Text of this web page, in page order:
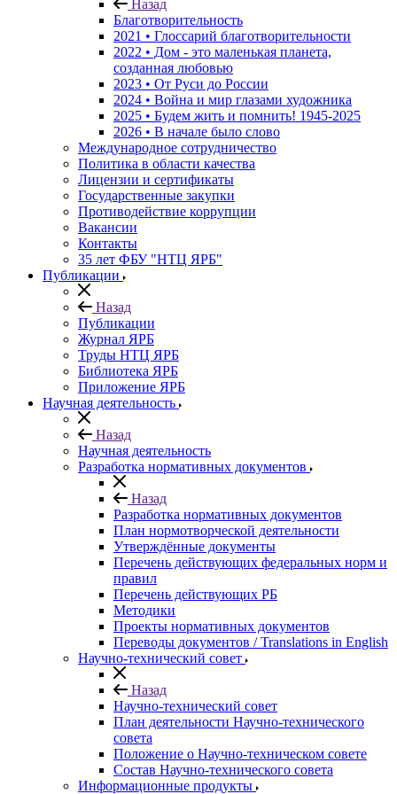
Назад
Благотворительность
2021 • Глоссарий благотворительности
2022 • Дом - это маленькая планета,
созданная любовью
2023 • От Руси до России
2024 • Война и мир глазами художника
2025 • Будем жить и помнить! 1945-2025
2026 • В начале было слово
Международное сотрудничество
Политика в области качества
Лицензии и сертификаты
Государственные закупки
Противодействие коррупции
Вакансии
Контакты
35 лет ФБУ "НТЦ ЯРБ"
Публикации
Назад
Публикации
Журнал ЯРБ
Труды НТЦ ЯРБ
Библиотека ЯРБ
Приложение ЯРБ
Научная деятельность
Назад
Научная деятельность
Разработка нормативных документов
Назад
Разработка нормативных документов
План нормотворческой деятельности
Утверждённые документы
Перечень действующих федеральных норм и
правил
Перечень действующих РБ
Методики
Проекты нормативных документов
Переводы документов / Translations in English
Научно-технический совет
Назад
Научно-технический совет
План деятельности Научно-технического
совета
Положение о Научно-техническом совете
Состав Научно-технического совета
Информационные продукты